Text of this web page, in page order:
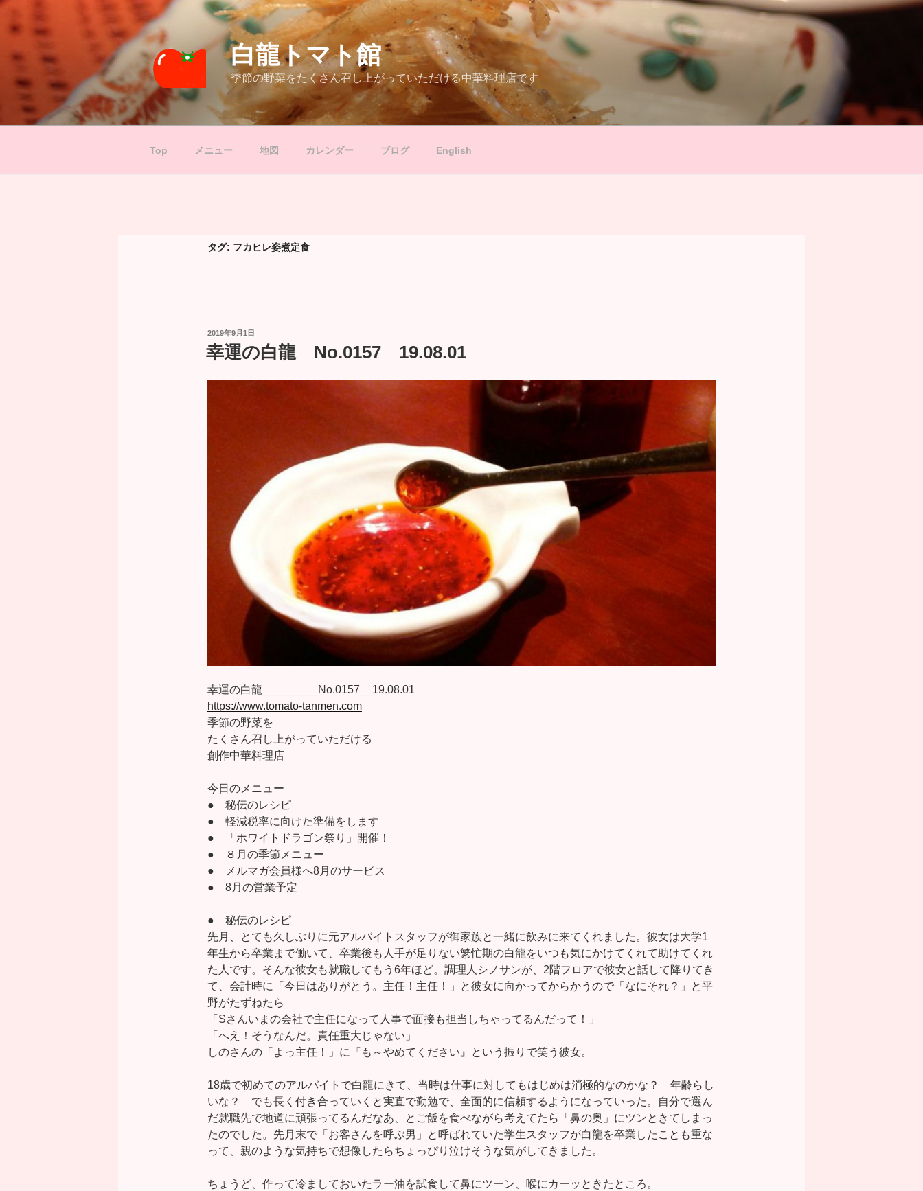
コ
キ
白龍トマト館
季節の野菜をたくさん召し上がっていただける中華料理店です
Top メニュー 地図 カレンダー ブログ English
タグ: フカヒレ姿煮定食
投
稿
日:
2019年9月1日
幸運の白龍 No.0157 19.08.01
幸運の白龍_________No.0157__19.08.01
https://www.tomato-tanmen.com
季節の野菜を
たくさん召し上がっていただける
創作中華料理店
今日のメニュー
● 秘伝のレシピ
● 軽減税率に向けた準備をします
● 「ホワイトドラゴン祭り」開催！
● ８月の季節メニュー
● メルマガ会員様へ8月のサービス
● 8月の営業予定
● 秘伝のレシピ
先月、とても久しぶりに元アルバイトスタッフが御家族と一緒に飲みに来てくれました。彼女は大学1
年生から卒業まで働いて、卒業後も人手が足りない繁忙期の白龍をいつも気にかけてくれて助けてくれ
た人です。そんな彼女も就職してもう6年ほど。調理人シノサンが、2階フロアで彼女と話して降りてき
て、会計時に「今日はありがとう。主任！主任！」と彼女に向かってからかうので「なにそれ？」と平
野がたずねたら
「Sさんいまの会社で主任になって人事で面接も担当しちゃってるんだって！」
「へえ！そうなんだ。責任重大じゃない」
しのさんの「よっ主任！」に『も～やめてください』という振りで笑う彼女。
18歳で初めてのアルバイトで白龍にきて、当時は仕事に対してもはじめは消極的なのかな？ 年齢らし
いな？ でも長く付き合っていくと実直で勤勉で、全面的に信頼するようになっていった。自分で選ん
だ就職先で地道に頑張ってるんだなあ、とご飯を食べながら考えてたら「鼻の奥」にツンときてしまっ
たのでした。先月末で「お客さんを呼ぶ男」と呼ばれていた学生スタッフが白龍を卒業したことも重な
って、親のような気持ちで想像したらちょっぴり泣けそうな気がしてきました。
ちょうど、作って冷ましておいたラー油を試食して鼻にツーン、喉にカーッときたところ。